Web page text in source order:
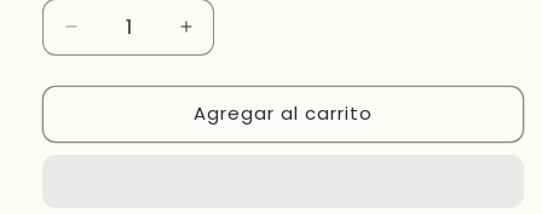
Reducir
cantidad
para
NUTRADEICA
GEL
Aumentar
cantidad
para
NUTRADEICA
GEL
Agregar al carrito